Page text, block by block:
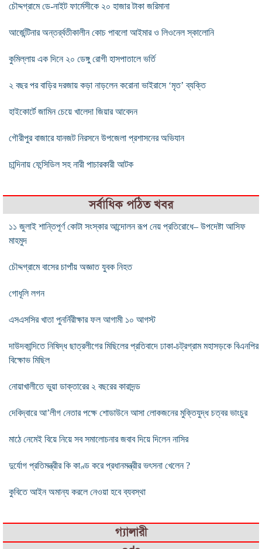
চৌদ্দগ্রামে ডে-নাইট ফার্মেসীকে ২০ হাজার টাকা জরিমানা
আর্জেন্টিনার অন্তর্র্বতীকালীন কোচ পাবলো আইমার ও লিওনেল স্কালোনি
কুমিল্লায় এক দিনে ২০ ডেঙ্গু রোগী হাসপাতালে ভর্তি
২ বছর পর বাড়ির দরজায় কড়া নাড়লেন করোনা ভাইরাসে ‘মৃত’ ব্যক্তি
হাইকোর্টে জামিন চেয়ে খালেদা জিয়ার আবেদন
গৌরীপুর বাজারে যানজট নিরসনে উপজেলা প্রশাসনের অভিযান
চান্দিনায় ফেন্সিডিল সহ নারী পাচারকারী আটক
সর্বাধিক পঠিত খবর
১১ জুলাই শান্তিপূর্ণ কোটা সংস্কার আন্দোলন রূপ নেয় প্রতিরোধে– উপদেষ্টা আসিফ
মাহমুদ
চৌদ্দগ্রামে বাসের চাপাঁয় অজ্ঞাত যুবক নিহত
গোধূলি লগন
এসএসসির খাতা পুনর্নিরীক্ষার ফল আগামী ১০ আগস্ট
দাউদকান্দিতে নিষিদ্ধ ছাত্রলীগের মিছিলের প্রতিবাদে ঢাকা-চট্রগ্রাম মহাসড়কে বিএনপির
বিক্ষোভ মিছিল
নোয়াখালীতে ভুয়া ডাক্তারের ২ বছরের কারাদন্ড
দেবিদ্বারে আ’লীগ নেতার পক্ষে শোডাউনে আসা লোকজনের মুক্তিযুদ্ধ চত্বর ভাংচুর
মাঠে নেমেই বিয়ে নিয়ে সব সমালোচনার জবাব দিয়ে দিলেন নাসির
দুর্যোগ প্রতিমন্ত্রীর কি কাণ্ড করে প্রধানমন্ত্রীর ভৎসনা খেলেন ?
কুবিতে আইন অমান্য করলে নেওয়া হবে ব্যবস্থা
গ্যালারী